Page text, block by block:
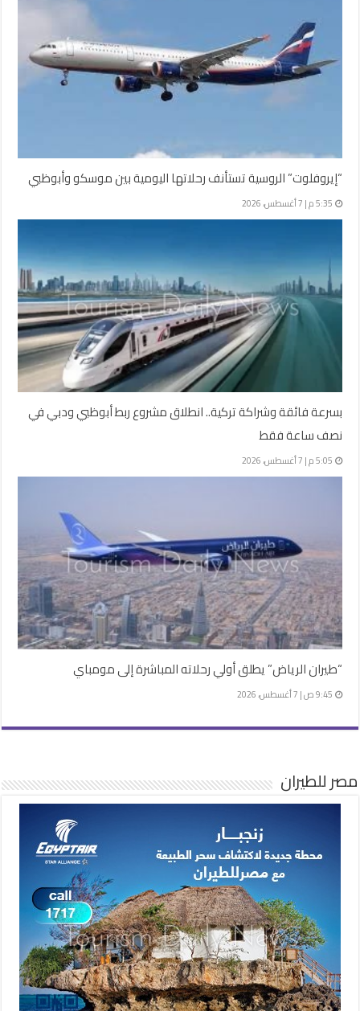
“إيروفلوت” الروسية تستأنف رحلاتها اليومية بين موسكو وأبوظبي
5:35 م | 7 أغسطس، 2026
بسرعة فائقة وشراكة تركية.. انطلاق مشروع ربط أبوظبي ودبي في
نصف ساعة فقط
5:05 م | 7 أغسطس، 2026
“طيران الرياض” يطلق أولي رحلاته المباشرة إلى مومباي
9:45 ص | 7 أغسطس، 2026
مصر للطيران